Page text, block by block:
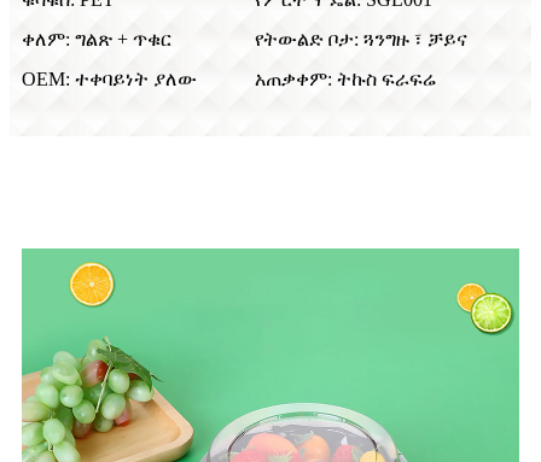
ቀለም: ግልጽ + ጥቁር
የትውልድ ቦታ: ጓንግዙ ፣ ቻይና
OEM: ተቀባይነት ያለው
አጠቃቀም: ትኩስ ፍራፍሬ